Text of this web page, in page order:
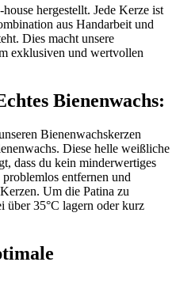
hergestellt. Jede Kerze ist
aus Handarbeit und
Dies macht unsere
exklusiven und wertvollen
Bienenwachs:
Bienenwachskerzen
Diese helle weißliche
dass du kein minderwertiges
entfernen und
Um die Patina zu
über 35°C lagern oder kurz